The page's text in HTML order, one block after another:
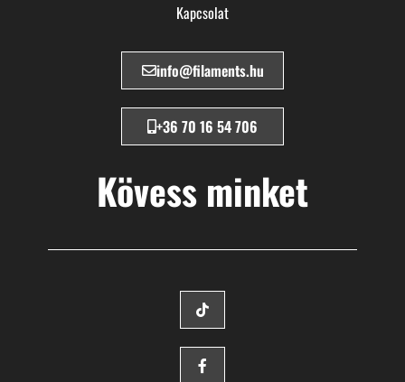
Kapcsolat
info@filaments.hu
+36 70 16 54 706
Kövess minket